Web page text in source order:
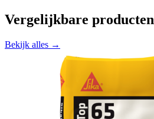
Vergelijkbare producten
Bekijk alles →